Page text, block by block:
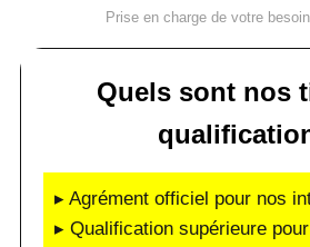
Prise en charge de votre
Quels sont nos
▸ Agrément officiel pour nos
▸ Qualification supérieure